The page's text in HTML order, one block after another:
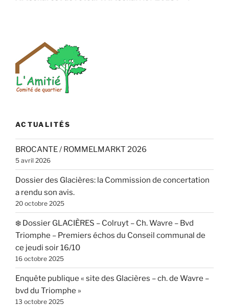
ACTUALITÉS
BROCANTE / ROMMELMARKT 2026
5 avril 2026
Dossier des Glacières: la Commission de concertation
a rendu son avis.
20 octobre 2025
❄️ Dossier GLACIÈRES – Colruyt – Ch. Wavre – Bvd
Triomphe – Premiers échos du Conseil communal de
ce jeudi soir 16/10
16 octobre 2025
Enquête publique « site des Glacières – ch. de Wavre –
bvd du Triomphe »
13 octobre 2025